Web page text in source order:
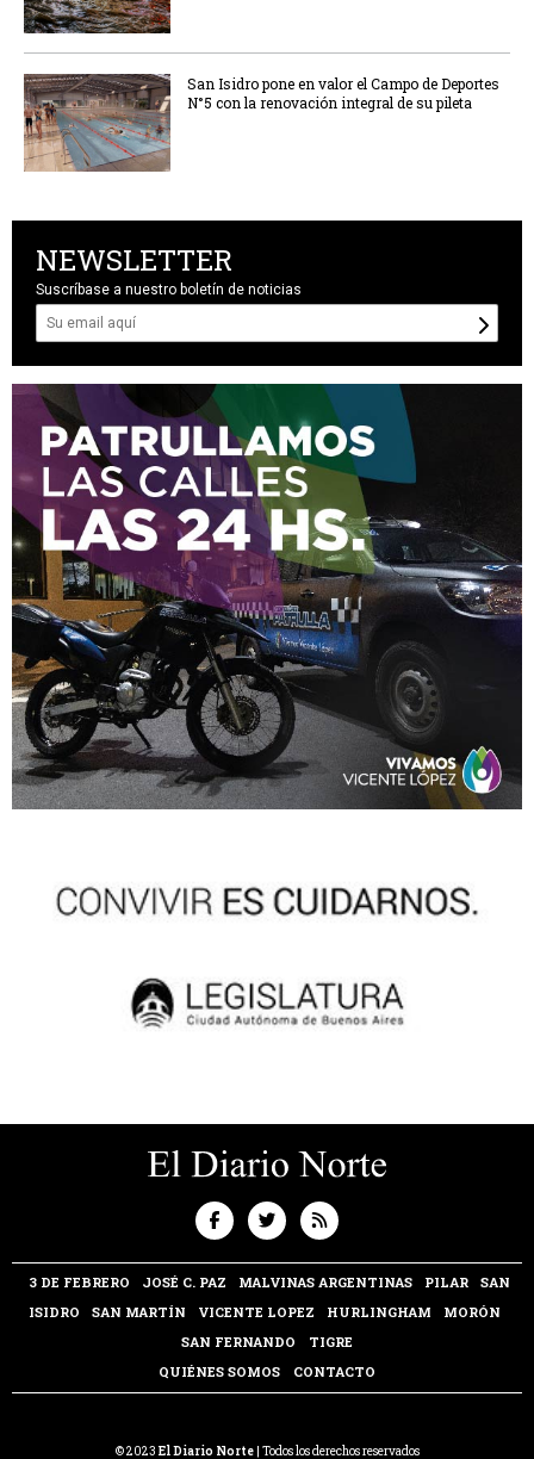
San Isidro pone en valor el Campo de Deportes
N°5 con la renovación integral de su pileta
NEWSLETTER
Suscríbase a nuestro boletín de noticias
3 DE FEBRERO JOSÉ C. PAZ MALVINAS ARGENTINAS PILAR
SAN
ISIDRO
SAN MARTÍN VICENTE LOPEZ HURLINGHAM
MORÓN
SAN FERNANDO
TIGRE
QUIÉNES SOMOS
CONTACTO
© 2023 El Diario Norte| Todos los derechos reservados